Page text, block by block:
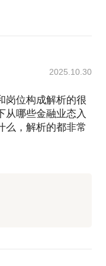
2025.10.30
岗位构成解析的很
从哪些金融业态入
么，解析的都非常